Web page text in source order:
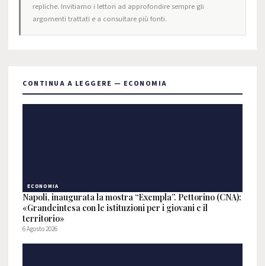
repliche. Invitiamo i lettori ad approfondire sempre gli
argomenti trattati e a consultare più fonti.
CONTINUA A LEGGERE — ECONOMIA
ECONOMIA
Napoli, inaugurata la mostra “Exempla”. Pettorino (CNA):
«Grandeintesa con le istituzioni per i giovani e il
territorio»
6 Agosto 2026